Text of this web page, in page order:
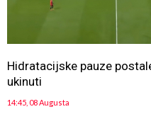
Hidratacijske pauze
ukinuti
14:45, 08 Augusta